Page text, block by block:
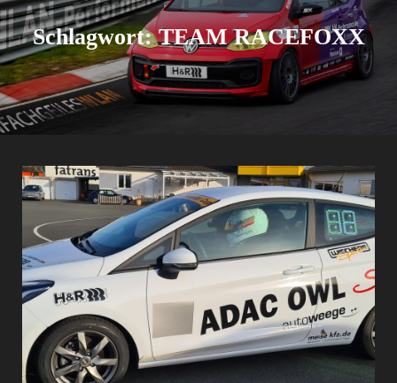
Schlagwort:TEAM RACEFOXX